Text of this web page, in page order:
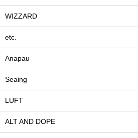
WIZZARD
etc.
Anapau
Seaing
LUFT
ALT AND DOPE